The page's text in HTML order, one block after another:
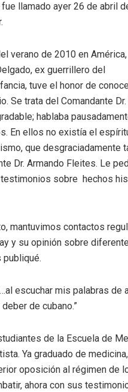
llamado ayer 26 de abril
verano de 2010 en América,
ex guerrillero del
tuve el honor de
Se trata del Comandante
hablaba
En ellos no existía el
que desgraciadamente
Dr. Armando Fleites. Le
sobre hechos
mantuvimos contactos
y su opinión sobre
publiqué.
escuchar mis palabras
de cubano.”
de la Escuela de
Ya graduado de
oposición al régimen de
ahora con sus